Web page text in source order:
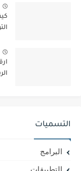
التسميات
البرامج